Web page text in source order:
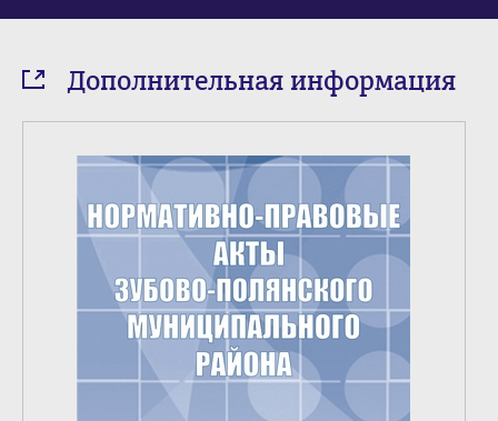
Дополнительная информация